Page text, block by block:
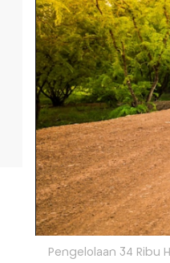
Pengelolaan 34 Ribu